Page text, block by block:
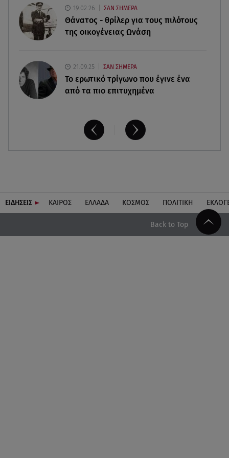
08.08.26 , 10:47
Γουίλιαμ Όρμπιτ: Πέθανε στα 69 ο παραγωγός
και συνεργάτης της Μαντόνα
19.02.26 ΣΑΝ ΣΗΜΕΡΑ
Θάνατος - θρίλερ για τους πιλότους
της οικογένειας Ωνάση
21.09.25 ΣΑΝ ΣΗΜΕΡΑ
Το ερωτικό τρίγωνο που έγινε ένα
από τα πιο επιτυχημένα
ΕΙΔΗΣΕΙΣ ΚΑΙΡΟΣ ΕΛΛΑΔΑ ΚΟΣΜΟΣ ΠΟΛΙΤΙΚΗ
Back to Top